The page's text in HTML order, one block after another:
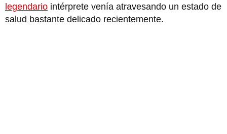
legendario intérprete venía atravesando un estado de
salud bastante delicado recientemente.